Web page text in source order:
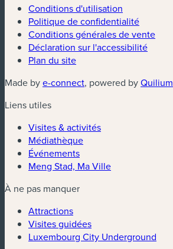
Conditions d'utilisation
Politique de confidentialité
Conditions générales de vente
Déclaration sur l'accessibilité
Plan du site
Made bye-connect(nouvelle fenêtre)
, powered byQuilium
Liens utiles
Visites & activités
Médiathèque
Événements
Meng Stad, Ma Ville
À ne pas manquer
Attractions
Visites guidées
Luxembourg City Underground